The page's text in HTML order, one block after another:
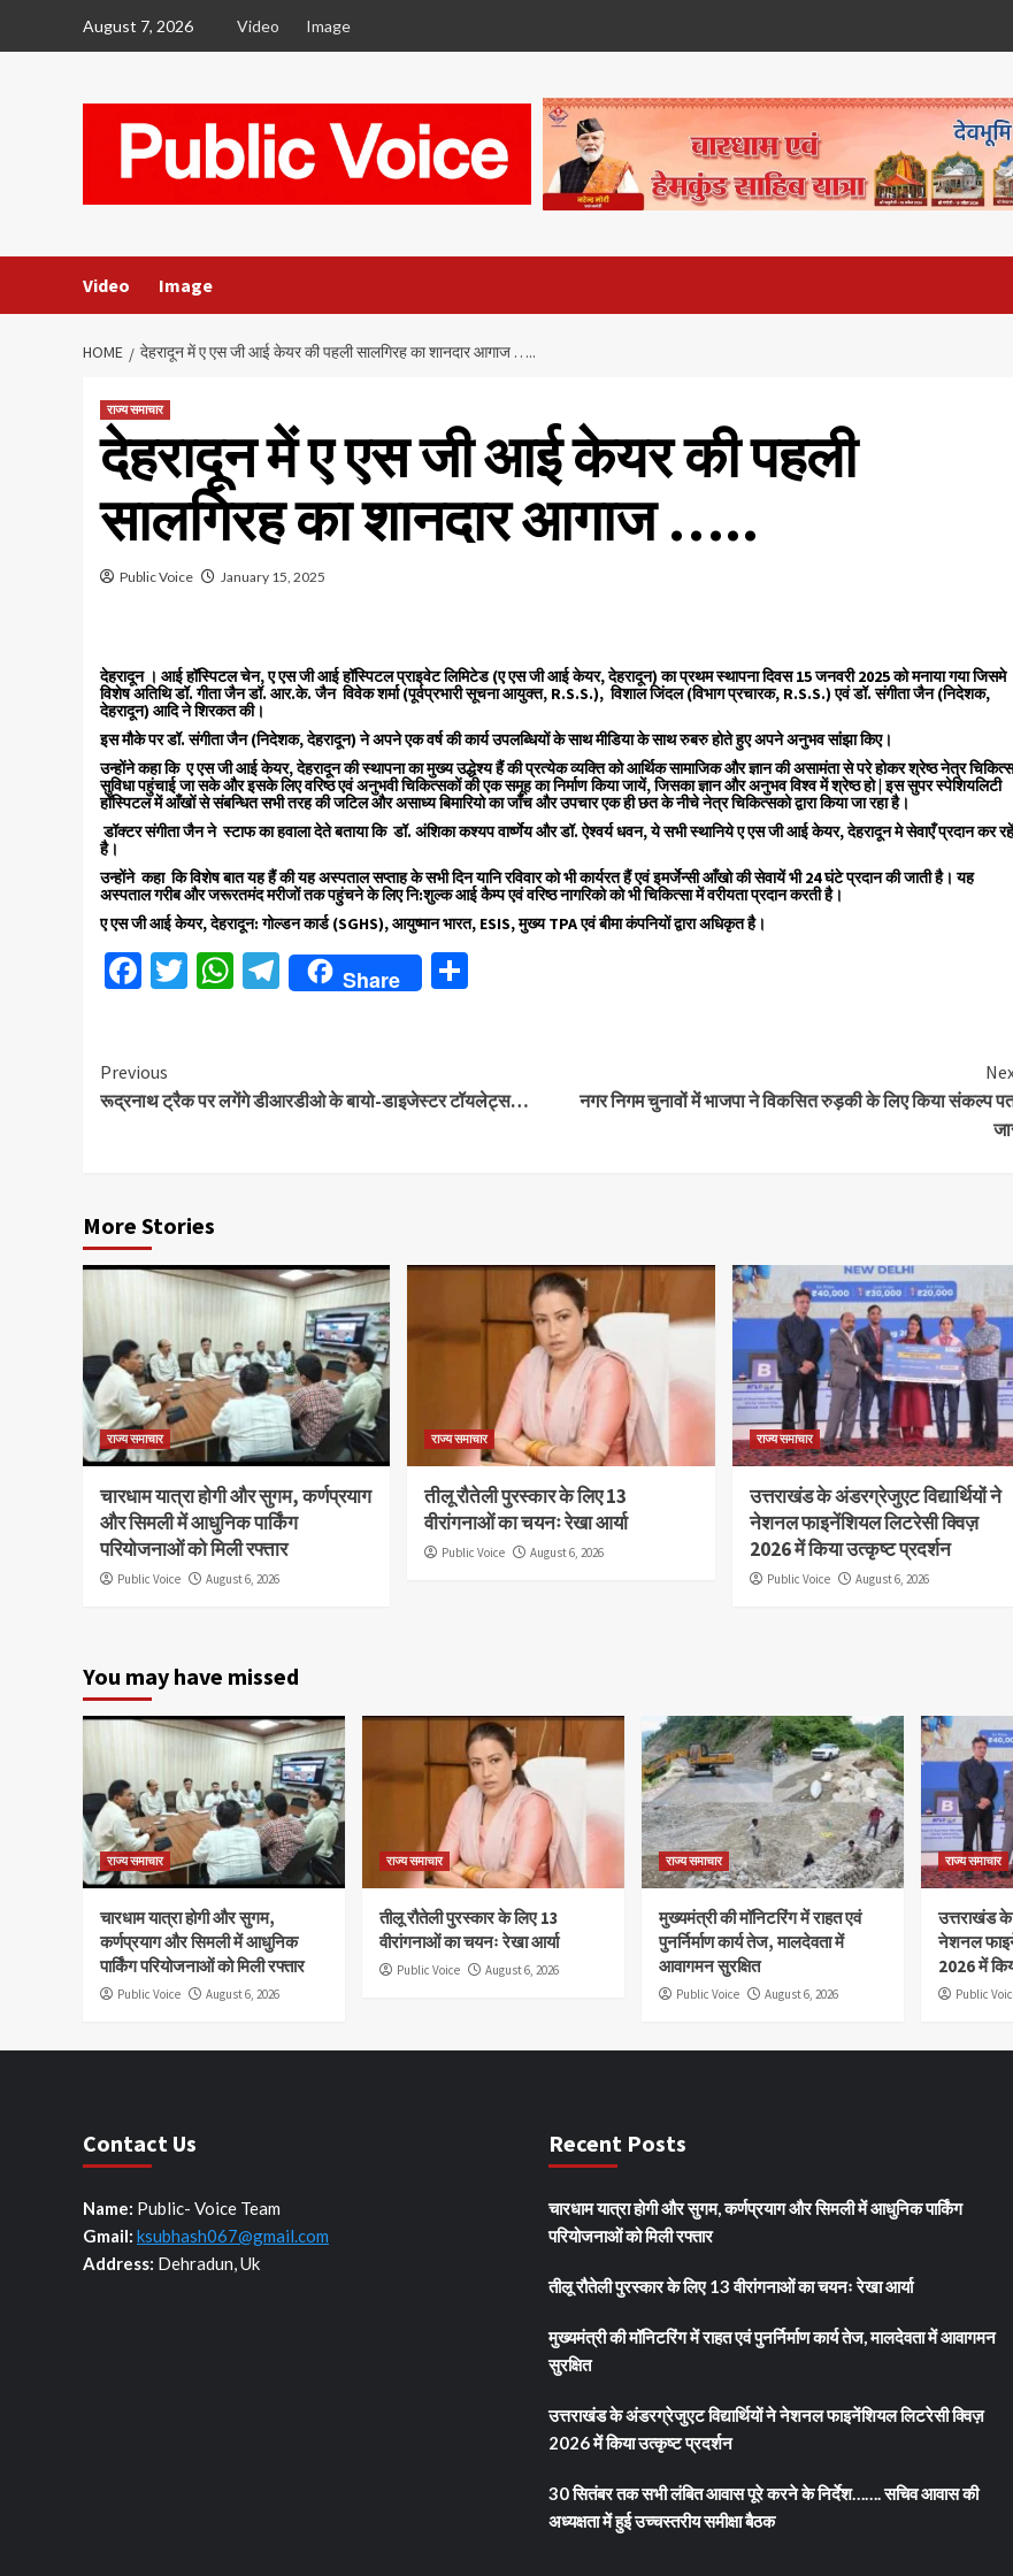
August 7, 2026 Video Image
Video Image
HOME देहरादून में ए एस जी आई केयर की पहली सालगिरह का शानदार आगाज …..
राज्य समाचार
देहरादून में ए एस जी आई केयर की पहली
सालगिरह का शानदार आगाज …..
Public Voice January 15, 2025
देहरादून । आई हॉस्पिटल चेन, ए एस जी आई हॉस्पिटल प्राइवेट लिमिटेड (ए एस जी आई केयर, देहरादून) का प्रथम स्थापना दिवस 15 जनवरी 2025 को मनाया गया जिसमे
विशेष अतिथि डॉ. गीता जैन डॉ. आर.के. जैन विवेक शर्मा (पूर्वप्रभारी सूचना आयुक्त, R.S.S.), विशाल जिंदल (विभाग प्रचारक, R.S.S.) एवं डॉ. संगीता जैन (निदेशक,
देहरादून) आदि ने शिरकत की।
इस मौके पर डॉ. संगीता जैन (निदेशक, देहरादून) ने अपने एक वर्ष की कार्य उपलब्धियों के साथ मीडिया के साथ रुबरु होते हुए अपने अनुभव सांंझा किए।
उन्होंने कहा कि ए एस जी आई केयर, देहरादून की स्थापना का मुख्य उद्धेश्य हैं की प्रत्येक व्यक्ति को आर्थिक सामाजिक और ज्ञान की असामंता से परे होकर श्रेष्ठ नेत्र
सुविधा पहुंचाई जा सके और इसके लिए वरिष्ठ एवं अनुभवी चिकित्सकों की एक समूह का निर्माण किया जायें, जिसका ज्ञान और अनुभव विश्व में श्रेष्ठ हो | इस सुपर स्पेशियलिटी
हॉस्पिटल में आँखों से संबन्धित सभी तरह की जटिल और असाध्य बिमारियो का जाँच और उपचार एक ही छत के नीचे नेत्र चिकित्सको द्वारा किया जा रहा है।
डॉक्टर संगीता जैन ने स्टाफ का हवाला देते बताया कि डॉ. अंशिका कश्यप वार्ष्णेय और डॉ. ऐश्वर्य धवन, ये सभी स्थानिये ए एस जी आई केयर, देहरादून मे सेवाएँ प्रदान कर रहें
है।
उन्होंने कहा कि विशेष बात यह हैं की यह अस्पताल सप्ताह के सभी दिन यानि रविवार को भी कार्यरत हैं एवं इमर्जेन्सी आँखो की सेवायें भी 24 घंटे प्रदान की जाती है। यह
अस्पताल गरीब और जरूरतमंद मरीजों तक पहुंचने के लिए नि:शुल्क आई कैम्प एवं वरिष्ठ नागरिको को भी चिकित्सा में वरीयता प्रदान करती है।
ए एस जी आई केयर, देहरादून: गोल्डन कार्ड (SGHS), आयुष्मान भारत, ESIS, मुख्य TPA एवं बीमा कंपनियों द्वारा अधिकृत है।
Facebook
Twitter
WhatsApp
Telegram
Share
Continue
Reading
Previous
रूद्रनाथ ट्रैक पर लगेंगे डीआरडीओ के बायो-डाइजेस्टर टॉयलेट्स…
नगर निगम चुनावों में भाजपा ने विकसित रुड़की के लिए किया संकल्प
More Stories
राज्य समाचार
चारधाम यात्रा होगी और सुगम, कर्णप्रयाग
और सिमली में आधुनिक पार्किंग
परियोजनाओं को मिली रफ्तार
Public Voice August 6, 2026
राज्य समाचार
तीलू रौतेली पुरस्कार के लिए 13
वीरांगनाओं का चयनः रेखा आर्या
Public Voice August 6, 2026
राज्य समाचार
उत्तराखंड के अंडरग्रेजुएट विद्यार्थियों ने
नेशनल फाइनेंशियल लिटरेसी क्विज़
2026 में किया उत्कृष्ट प्रदर्शन
Public Voice August 6, 2026
You may have missed
राज्य समाचार
चारधाम यात्रा होगी और सुगम,
कर्णप्रयाग और सिमली में आधुनिक
पार्किंग परियोजनाओं को मिली रफ्तार
Public Voice August 6, 2026
राज्य समाचार
तीलू रौतेली पुरस्कार के लिए 13
वीरांगनाओं का चयनः रेखा आर्या
Public Voice August 6, 2026
राज्य समाचार
मुख्यमंत्री की मॉनिटरिंग में राहत एवं
पुनर्निर्माण कार्य तेज, मालदेवता में
आवागमन सुरक्षित
Public Voice August 6, 2026
राज्य समाचार
उत्तराखंड के
नेशनल
2026 में
Public
Contact Us
Name: Public- Voice Team
Gmail: ksubhash067@gmail.com
Address: Dehradun, Uk
Recent Posts
चारधाम यात्रा होगी और सुगम, कर्णप्रयाग और सिमली में आधुनिक पार्किंग
परियोजनाओं को मिली रफ्तार
तीलू रौतेली पुरस्कार के लिए 13 वीरांगनाओं का चयनः रेखा आर्या
मुख्यमंत्री की मॉनिटरिंग में राहत एवं पुनर्निर्माण कार्य तेज, मालदेवता में आवागमन
सुरक्षित
उत्तराखंड के अंडरग्रेजुएट विद्यार्थियों ने नेशनल फाइनेंशियल लिटरेसी क्विज़
2026 में किया उत्कृष्ट प्रदर्शन
30 सितंबर तक सभी लंबित आवास पूरे करने के निर्देश……. सचिव आवास की
अध्यक्षता में हुई उच्चस्तरीय समीक्षा बैठक